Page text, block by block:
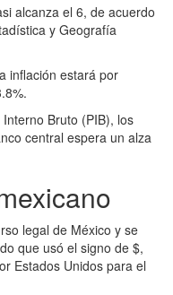
alcanza el 6, de acuerdo
y Geografía
inflación estará por
Bruto (PIB), los
central espera un alza
legal de México y se
que usó el signo de $,
Estados Unidos para el